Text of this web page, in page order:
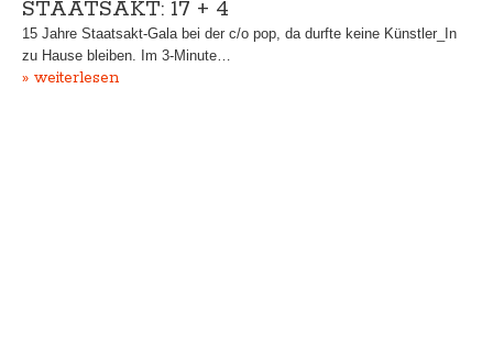
STAATSAKT: 17 + 4
15 Jahre Staatsakt-Gala bei der c/o pop, da durfte keine Künstler_In
zu Hause bleiben. Im 3-Minute…
» weiterlesen